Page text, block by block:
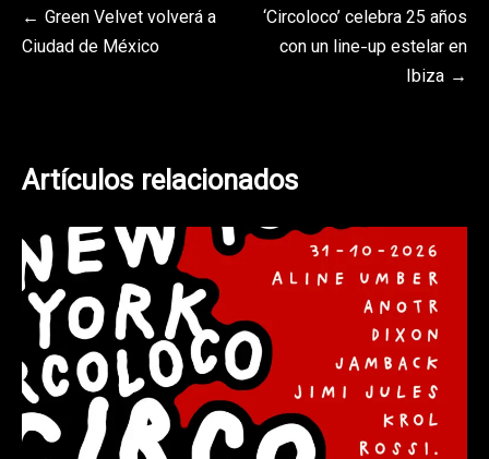
Navegación
de
Green Velvet volverá a
Ciudad de México
‘Circoloco’ celebra 25 años
con un line-up estelar en
Ibiza
Artículos relacionados